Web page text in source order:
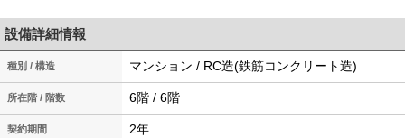
設備詳細情報
種別 / 構造 マンション / RC造(鉄筋コンクリート造)
所在階 / 階数 6階 / 6階
契約期間 2年